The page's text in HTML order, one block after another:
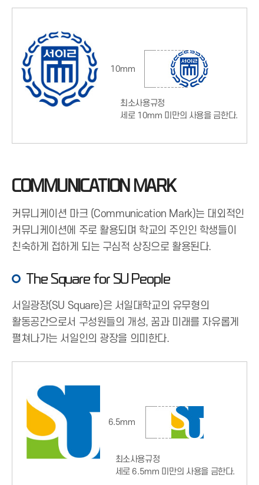
COMMUNICATION MARK
커뮤니케이션 마크 (Communication Mark)는 대외적인
커뮤니케이션에 주로 활용되며 학교의 주인인 학생들이
친숙하게 접하게 되는 구심적 상징으로 활용된다.
The Square for SU People
서일광장(SU Square)은 서일대학교의 유무형의
활동공간으로서 구성원들의 개성, 꿈과 미래를 자유롭게
펼쳐나가는 서일인의 광장을 의미한다.